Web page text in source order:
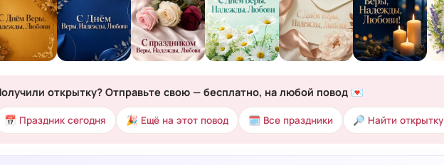
открытку? Отправьте свою — бесплатно, на любой повод 💌
📅 Праздник сегодня 🎉 Ещё на этот повод 🗓 Все праздники 🔎 Найти открытку